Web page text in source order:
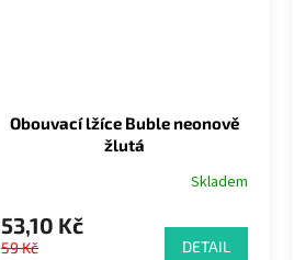
Obouvací lžíce Buble neonově
žlutá
Skladem
53,10 Kč
59 Kč DETAIL